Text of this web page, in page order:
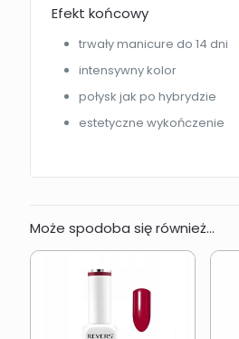
Efekt końcowy
trwały manicure do 14 dni
intensywny kolor
połysk jak po hybrydzie
estetyczne wykończenie
Może spodoba się również…